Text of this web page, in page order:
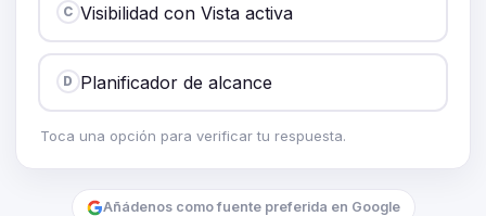
C Visibilidad con Vista activa
D Planificador de alcance
Toca una opción para verificar tu respuesta.
Añádenos como fuente preferida en Google